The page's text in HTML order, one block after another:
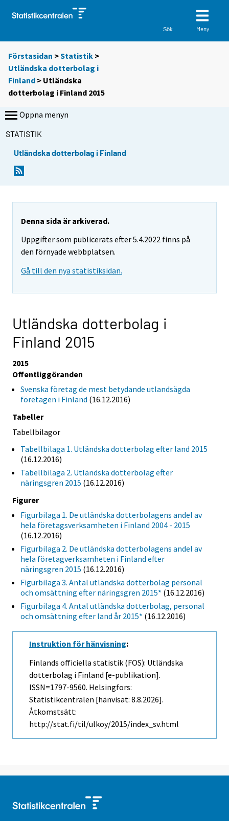
Sök Meny
Förstasidan >Statistik >
Utländska dotterbolag i
Finland > Utländska
dotterbolag i Finland 2015
Öppna menyn
STATISTIK
Utländska dotterbolag i Finland
Denna sida är arkiverad.
Uppgifter som publicerats efter 5.4.2022 finns på
den förnyade webbplatsen.
Gå till den nya statistiksidan.
Utländska dotterbolag i
Finland 2015
2015
Offentliggöranden
Svenska företag de mest betydande utlandsägda
företagen i Finland (16.12.2016)
Tabeller
Tabellbilagor
Tabellbilaga 1. Utländska dotterbolag efter land 2015
(16.12.2016)
Tabellbilaga 2. Utländska dotterbolag efter
näringsgren 2015 (16.12.2016)
Figurer
Figurbilaga 1. De utländska dotterbolagens andel av
hela företagsverksamheten i Finland 2004 - 2015
(16.12.2016)
Figurbilaga 2. De utländska dotterbolagens andel av
hela företagverksamheten i Finland efter
näringsgren 2015 (16.12.2016)
Figurbilaga 3. Antal utländska dotterbolag personal
och omsättning efter näringsgren 2015* (16.12.2016)
Figurbilaga 4. Antal utländska dotterbolag, personal
och omsättning efter land år 2015* (16.12.2016)
Instruktion för hänvisning:
Finlands officiella statistik (FOS): Utländska
dotterbolag i Finland [e-publikation].
ISSN=1797-9560. Helsingfors:
Statistikcentralen [hänvisat: 8.8.2026].
Åtkomstsätt:
http://stat.fi/til/ulkoy/2015/index_sv.html